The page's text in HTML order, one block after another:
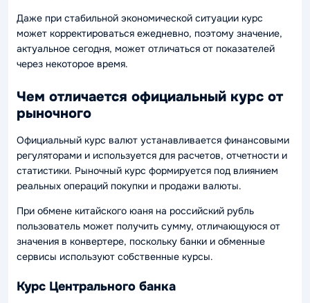
Даже при стабильной экономической ситуации курс
может корректироваться ежедневно, поэтому значение,
актуальное сегодня, может отличаться от показателей
через некоторое время.
Чем отличается официальный курс от
рыночного
Официальный курс валют устанавливается финансовыми
регуляторами и используется для расчетов, отчетности и
статистики. Рыночный курс формируется под влиянием
реальных операций покупки и продажи валюты.
При обмене китайского юаня на российский рубль
пользователь может получить сумму, отличающуюся от
значения в конвертере, поскольку банки и обменные
сервисы используют собственные курсы.
Курс Центрального банка